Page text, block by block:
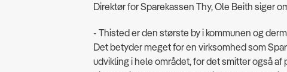
Direktør for Sparekassen Thy, Ole Beith siger
- Thisted er den største by i kommunen og
Det betyder meget for en virksomhed som
udvikling i hele området, for det smitter også